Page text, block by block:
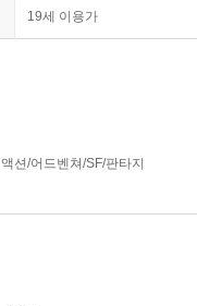
19세 이용가
액션/어드벤쳐/SF/판타지